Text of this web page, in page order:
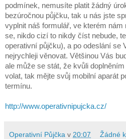
podmínek, nemusíte platit žádný
bezúročnou půjčku, tak u nás jste
vyplnit náš formulář, ve kterém nám
se, nikdo cizí to nikdy číst nebude,
operativní půjčku), a po odeslání se
nejrychleji věnovat. Většinou Vás
ale může se stát, že kvůli
volat, tak mějte svůj mobilní aparát
termínu.
http://www.operativnipujcka.cz/
Operativní Půjčka v 20:07 Žádné